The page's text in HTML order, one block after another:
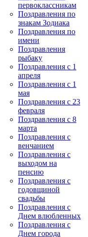
первоклассникам
Поздравления по
знакам Зодиака
Поздравления по
имени
Поздравления
рыбаку
Поздравления с 1
апреля
Поздравления с 1
мая
Поздравления с 23
февраля
Поздравления с 8
марта
Поздравления с
венчанием
Поздравления с
выходом на
пенсию
Поздравления с
годовщиной
свадьбы
Поздравления с
Днем влюбленных
Поздравления с
Днем города